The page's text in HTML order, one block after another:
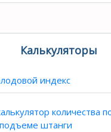
Калькуляторы
индекс
количества
штанги